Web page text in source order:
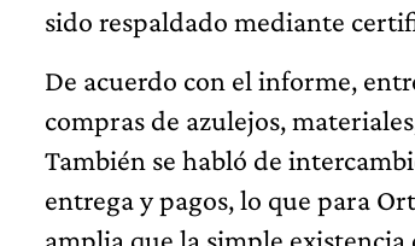
sido respaldado mediante
De acuerdo con el informe,
compras de azulejos,
También se habló de
entrega y pagos, lo que para